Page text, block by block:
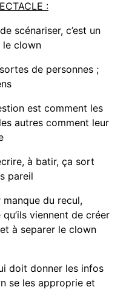
:
scénariser, c’est un
le clown
de personnes ;
est comment les
autres comment leur
à batir, ça sort
pareil
du recul,
viennent de créer
à separer le clown
doit donner les infos
se les approprie et